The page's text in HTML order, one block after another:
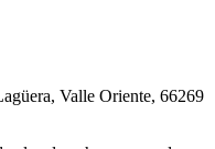
Valle Oriente, 66269